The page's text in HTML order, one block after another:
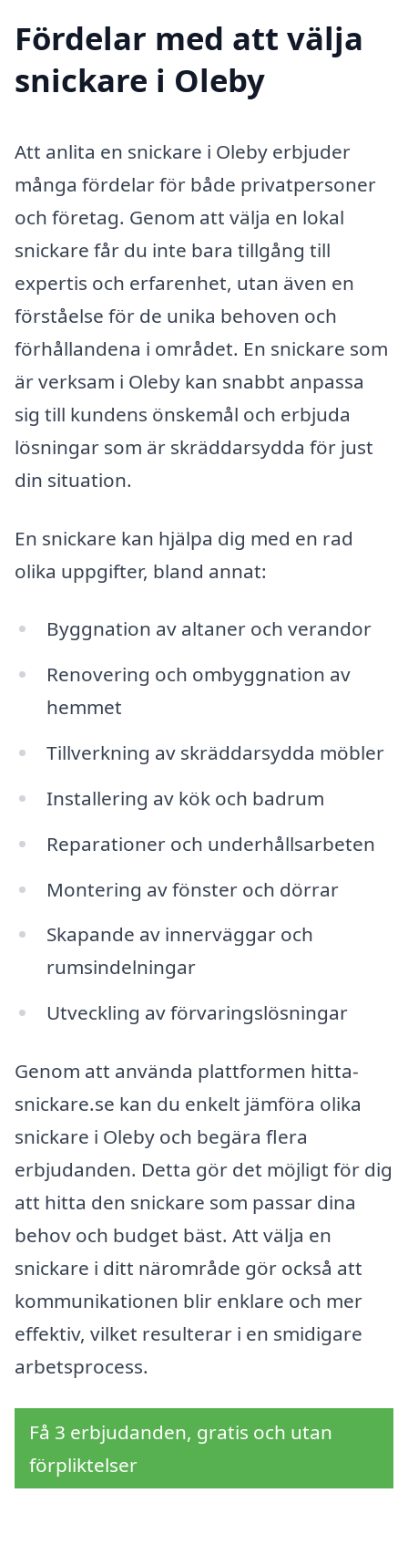
Fördelar med att välja
snickare i Oleby
Att anlita en snickare i Oleby erbjuder
många fördelar för både privatpersoner
och företag. Genom att välja en lokal
snickare får du inte bara tillgång till
expertis och erfarenhet, utan även en
förståelse för de unika behoven och
förhållandena i området. En snickare som
är verksam i Oleby kan snabbt anpassa
sig till kundens önskemål och erbjuda
lösningar som är skräddarsydda för just
din situation.
En snickare kan hjälpa dig med en rad
olika uppgifter, bland annat:
Byggnation av altaner och verandor
Renovering och ombyggnation av
hemmet
Tillverkning av skräddarsydda möbler
Installering av kök och badrum
Reparationer och underhållsarbeten
Montering av fönster och dörrar
Skapande av innerväggar och
rumsindelningar
Utveckling av förvaringslösningar
Genom att använda plattformen hitta-
snickare.se kan du enkelt jämföra olika
snickare i Oleby och begära flera
erbjudanden. Detta gör det möjligt för dig
att hitta den snickare som passar dina
behov och budget bäst. Att välja en
snickare i ditt närområde gör också att
kommunikationen blir enklare och mer
effektiv, vilket resulterar i en smidigare
arbetsprocess.
Få 3 erbjudanden, gratis och utan
förpliktelser